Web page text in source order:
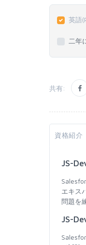
英語
二年
共有:
資格紹介
JS-
エキス
問題を
JS-